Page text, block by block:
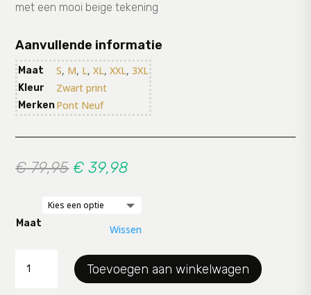
met een mooi beige tekening
Aanvullende informatie
Maat S, M, L,XL,XXL,3XL
Kleur Zwart print
MerkenPont Neuf
€79,95 Oorspronkelijke
was:
€ 79,95.
€ 39,98
is:
Maat Wissen
PN
Toevoegen aan winkelwagen